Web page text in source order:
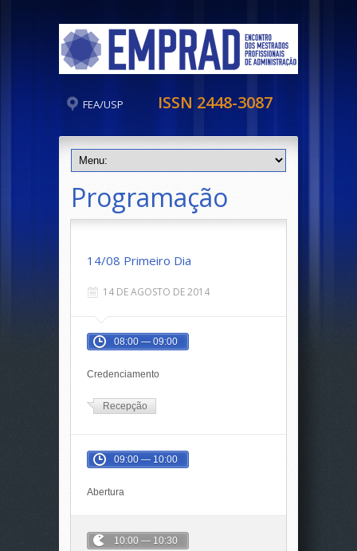
FEA/USP ISSN 2448-3087
Programação
14/08 Primeiro Dia
14 DE AGOSTO DE 2014
08:00 — 09:00
Credenciamento
Recepção
09:00 — 10:00
Abertura
10:00 — 10:30